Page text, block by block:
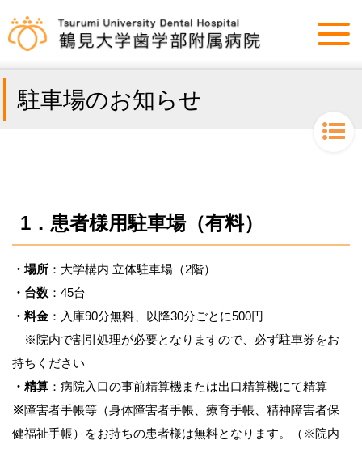
駐車場のお知らせ
1 ．患者様用駐車場（有料）
・場所 ：大学構内 立体駐車場（2階）
・台数 ：45台
・料金 ：入庫90分無料、以降30分ごとに500円
※院内で割引処理が必要​となりますので、必ず駐車券をお
持ちください
・精算 ：病院入口の事前精算機または出口精算機にて精算
※障害者手帳等（身体障害者手帳、療育手帳、精神障害者保
健福祉手帳）をお持ちの患者様は無料となります。（※院内